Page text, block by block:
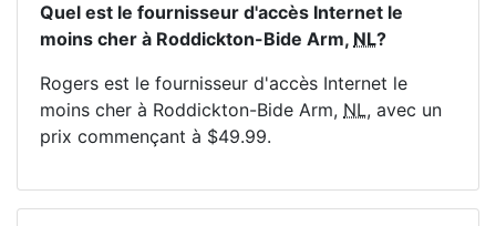
Quel est le fournisseur d'accès Internet le
moins cher à Roddickton-Bide Arm, NL?
Rogers est le fournisseur d'accès Internet le
moins cher à Roddickton-Bide Arm, NL, avec un
prix commençant à $49.99.